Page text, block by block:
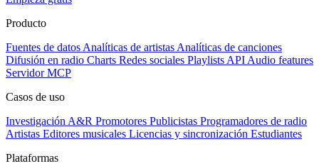
Producto
Fuentes de datos Analíticas de artistas Analíticas de canciones
Difusión en radio Charts Redes sociales Playlists API Audio features
Servidor MCP
Casos de uso
Investigación A&R Promotores Publicistas Programadores de radio
Artistas Editores musicales Licencias y sincronización Estudiantes
Plataformas